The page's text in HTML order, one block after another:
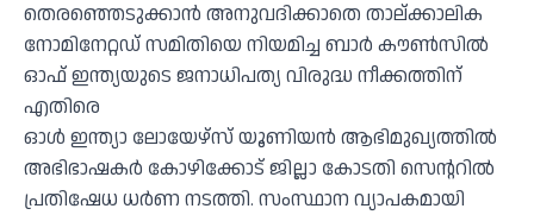
തെരഞ്ഞെടുക്കാൻ അനുവദിക്കാതെ താല്ക്കാലിക
നോമിനേറ്റഡ് സമിതിയെ നിയമിച്ച ബാർ കൗൺസിൽ
ഓഫ് ഇന്ത്യയുടെ ജനാധിപത്യ വിരുദ്ധ നീക്കത്തിന്
എതിരെ
ഓൾ ഇന്ത്യാ ലോയേഴ്സ് യൂണിയൻ ആഭിമുഖ്യത്തിൽ
അഭിഭാഷകർ കോഴിക്കോട് ജില്ലാ കോടതി സെൻ്ററിൽ
പ്രതിഷേധ ധർണ നടത്തി. സംസ്ഥാന വ്യാപകമായി